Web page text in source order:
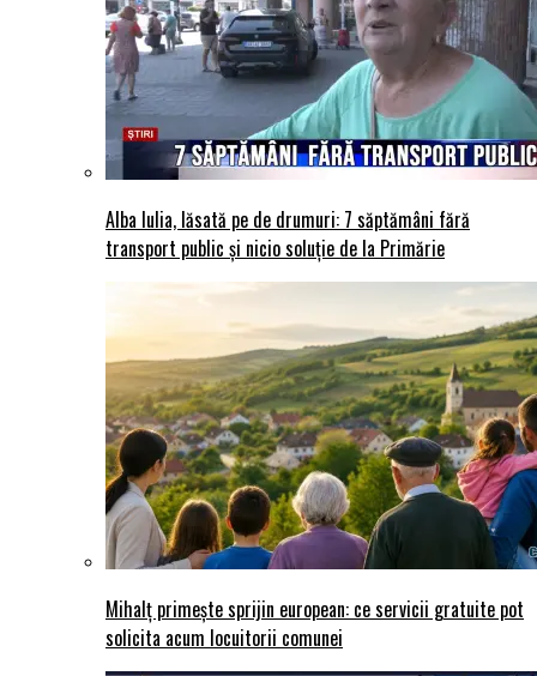
Alba Iulia, lăsată pe de drumuri: 7 săptămâni fără
transport public și nicio soluție de la Primărie
Mihalț primește sprijin european: ce servicii gratuite pot
solicita acum locuitorii comunei